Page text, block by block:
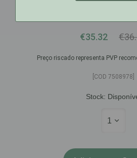
€35.32
Preço riscado representa PVP
[COD 7508978]
Stock:
1